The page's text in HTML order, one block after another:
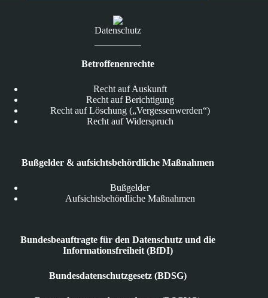
Datenschutz
Betroffenenrechte
Recht auf Auskunft
Recht auf Berichtigung
Recht auf Löschung („Vergessenwerden“)
Recht auf Widerspruch
Bußgelder & aufsichtsbehördliche Maßnahmen
Bußgelder
Aufsichtsbehördliche Maßnahmen
Bundesbeauftragte für den Datenschutz und die
Informationsfreiheit (BfDI)
Bundesdatenschutzgesetz (BDSG)